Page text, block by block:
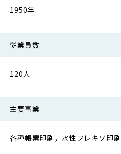
1950年
従業員数
120人
主要事業
各種帳票印刷，水性フレキソ印刷